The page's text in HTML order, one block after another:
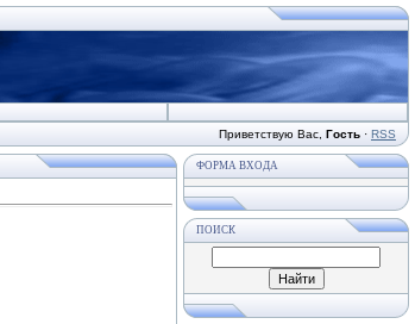
Приветствую Вас Гость · RSS
ФОРМА ВХОДА
ПОИСК